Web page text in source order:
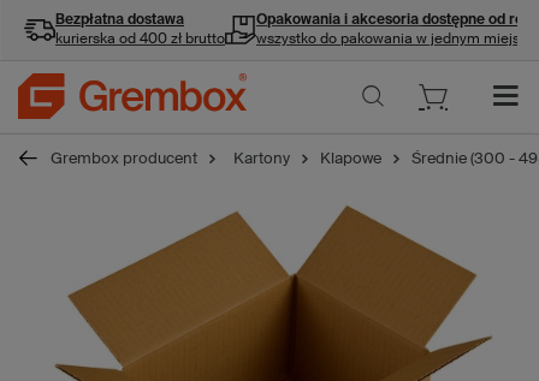
Bezpłatna dostawa
kurierska od 400 zł brutto
Opakowania i akcesoria dostępne od ręki
wszystko do pakowania w jednym miejscu
Grembox producent Kartony Klapowe Średnie (300 -